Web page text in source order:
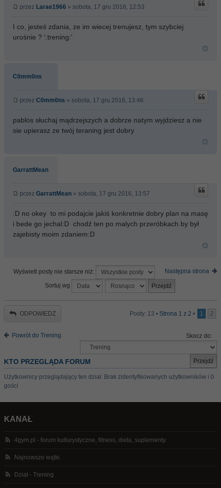
przez Larae1966 » sobota, 17 gru 2016, 12:53
I co, jesteś zdania, ze im wiecej trenujesz, tym szybciej
urośnie ? ':trening:'
C0mm0ns
przez C0mm0ns » sobota, 17 gru 2016, 13:46
pablos słuchaj mądrzejszych a dobrze natym wyjdziesz a nie
sie upierasz ze twój teraning jest dobry
GarrattMean
przez GarrattMean » sobota, 17 gru 2016, 13:57
:D no okey to mi podajcie jakiś konkretnie dobry plan na masę
i bede go jechal:D chodź ten po malych przeróbkach by był
zajebisty moim zdaniem:D
Następna strona
Wyświetl posty nie starsze niż:
Sortuj wg
ODPOWIEDZ Posty: 13 • Strona 1 z 2 • 1 2
Powrót do Trening Skocz do:
KTO PRZEGLĄDA FORUM
Użytkownicy przeglądający ten dział: Brak zidentyfikowanych użytkowników i 0
gości
KANAŁ
4gym.pl - forum kulturystyczne, fitness, dieta, suplementy
Najnowsze wątki
Dział - Trening